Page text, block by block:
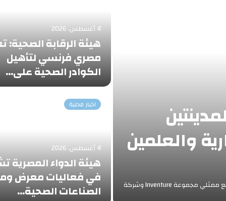
والعلمين
‎عقد الدكتور خالد عبدالغفار وزير الصحة والسكاناجتماعًا موسعًا مع ممثلي مجموعة Inventure وشركة
4 أغسطس، 2026
هيئة الرقابة الصحية:
مصري فرنسي لتأهيل
الكوادر الصحية على…
اخبار محلية
4 أغسطس، 2026
هيئة الدواء المصرية
في فعاليات معرض
الصناعات الصحية…